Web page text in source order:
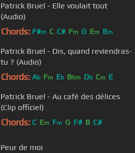
Patrick Bruel - Elle voulait tout
(Audio)
Chords: F#m C C# Fm G Em Bm
Patrick Bruel - Dis, quand reviendras-
tu ? (Audio)
Chords: Ab Fm Eb Bbm Db Cm E
Patrick Bruel - Au café des délices
(Clip officiel)
Chords: C Em Fm G F# B C#
Peur de moi